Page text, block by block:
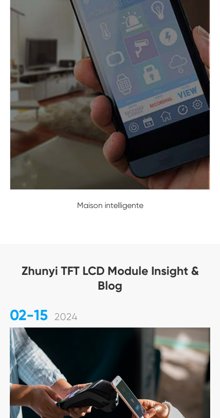
Maison intelligente
Zhunyi TFT LCD Module Insight &
Blog
02-15 2024